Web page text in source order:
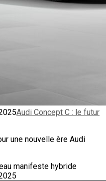
Audi Concept C : le futur
une nouvelle ère Audi
manifeste hybride